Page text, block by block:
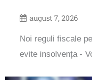
august 7, 2026
Noi reguli fiscale
evite insolvența -